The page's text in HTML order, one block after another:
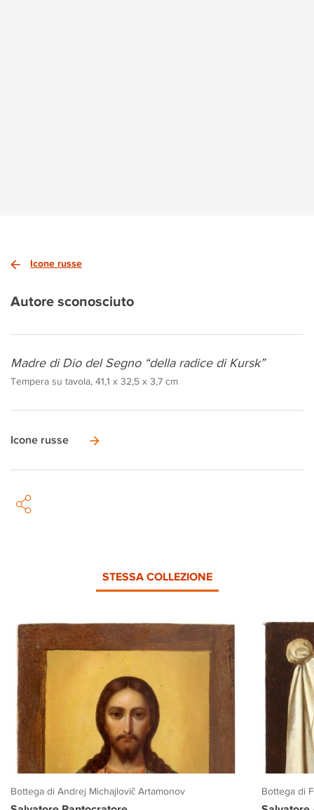
Icone russe
Autore sconosciuto
Madre di Dio del Segno “della radice di Kursk”
Tempera su tavola, 41,1 x 32,5 x 3,7 cm
Icone russe
STESSA COLLEZIONE
Bottega di Andrej Michajlovič Artamonov Bottega di